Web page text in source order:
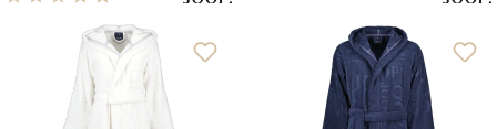
Durchschnittliche Bewertung von 4.88 von 5 Sternen